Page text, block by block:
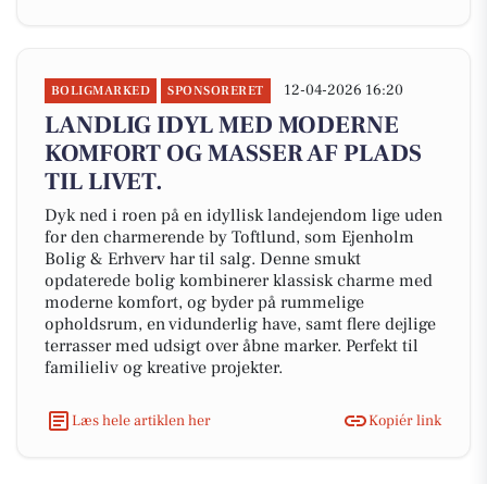
BOLIGMARKED SPONSORERET 12-04-2026 16:20
LANDLIG IDYL MED MODERNE
KOMFORT OG MASSER AF PLADS
TIL LIVET.
Dyk ned i roen på en idyllisk landejendom lige uden
for den charmerende by Toftlund, som Ejenholm
Bolig & Erhverv har til salg. Denne smukt
opdaterede bolig kombinerer klassisk charme med
moderne komfort, og byder på rummelige
opholdsrum, en vidunderlig have, samt flere dejlige
terrasser med udsigt over åbne marker. Perfekt til
familieliv og kreative projekter.
Læs hele artiklen her Kopiér link